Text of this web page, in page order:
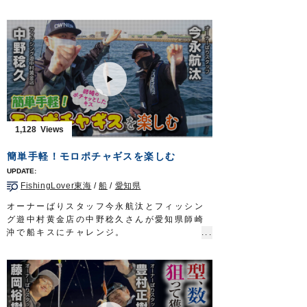
です。
前回コメントしていただいている内容でも、
今回採用していなければぜひまたご投稿くだ
さい。
皆様からのコメント、お待ちしております。
【使用アイテム】
虫ヘッド
http://www.owner.co.jp/search/882/
虫ヘッドパワー
虫パフック
http://www.owner.co.jp/search/27810/
【タックル】
■虫ヘッド用
ロッド：アジングタックル
ライン：フロロ2lb
リーダー：ザイト・磯フロロ1号
ロッド：シーバスタックル
ライン：PE0.8号
リーダー：フロロ4号
OWNERMOVIE
http://ownertv.jp/
略際立つゲーム。その鍵を握るのが和竿だ。
釣り人を魅了して止まない江戸の粋を駆使し
カワハギに迫りゆく。挑むのは横浜市に居を
構える山口充さん。名にし負う和竿の使い手
として、タチウオやヒラメなど数多の大物を
手にしてきた。霊峰を望む冬晴れの相模湾で
五感を研ぎ澄まし小さな難敵と対峙する。
放送日 2022年2月27日
タックル
竿：中浅場 グラス穂先 25〜30号 2.3m
ライン：シンキングPE 0.8号／オモリ：25号
仕掛け：誇高カワハギ仕掛（早掛）
ハリ：誇高カワハギ早掛／誇高カワハギ早掛
OWNERMOVIE http://ownertv.jp/
オーナーばりwebsite
http://www.owner.co.jp
1,128
簡単手軽！モロポチャギスを楽しむ
FishingLover東海 /船 / 愛知県
オーナーばりスタッフ今永航汰とフィッシン
グ遊中村黄金店の中野稔久さんが愛知県師崎
沖で船キスにチャレンジ。
の名の通りポチャッとしていて食味抜群。
基本的な釣り方や仕掛けの使い分けをしっか
り解説しておりますので、初めての方でもこ
れさえチェックしていれば簡単手軽にチャレ